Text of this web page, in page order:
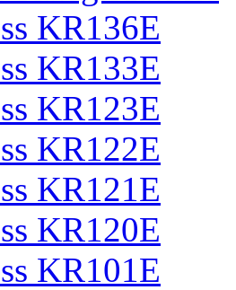
KR136E
KR133E
KR123E
KR122E
KR121E
KR120E
KR101E